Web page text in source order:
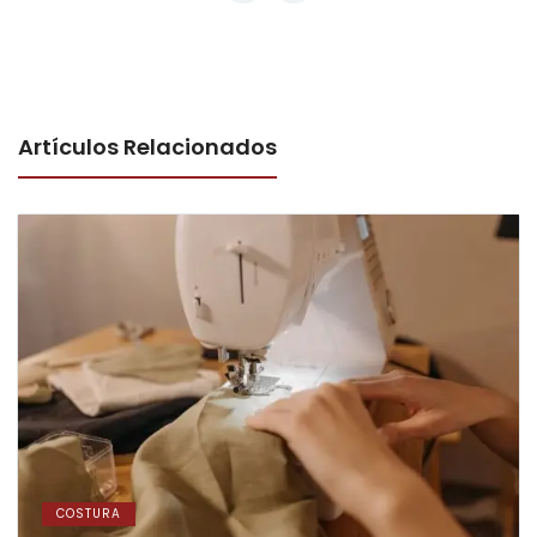
Artículos Relacionados
COSTURA